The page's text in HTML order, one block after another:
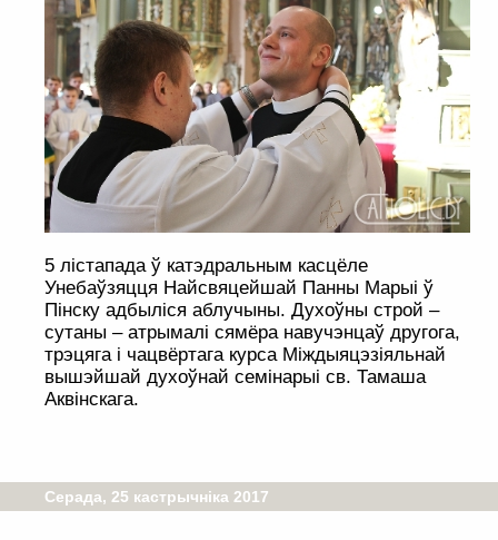
5 лістапада ў катэдральным касцёле
Унебаўзяцця Найсвяцейшай Панны Марыі ў
Пінску адбыліся аблучыны. Духоўны строй –
сутаны – атрымалі сямёра навучэнцаў другога,
трэцяга і чацвёртага курса Міждыяцэзіяльнай
вышэйшай духоўнай семінарыі св. Тамаша
Аквінскага.
Серада, 25 кастрычніка 2017